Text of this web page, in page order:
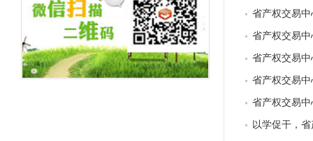
省产权交易
省产权交易
省产权交易
省产权交易
省产权交易
以学促干，